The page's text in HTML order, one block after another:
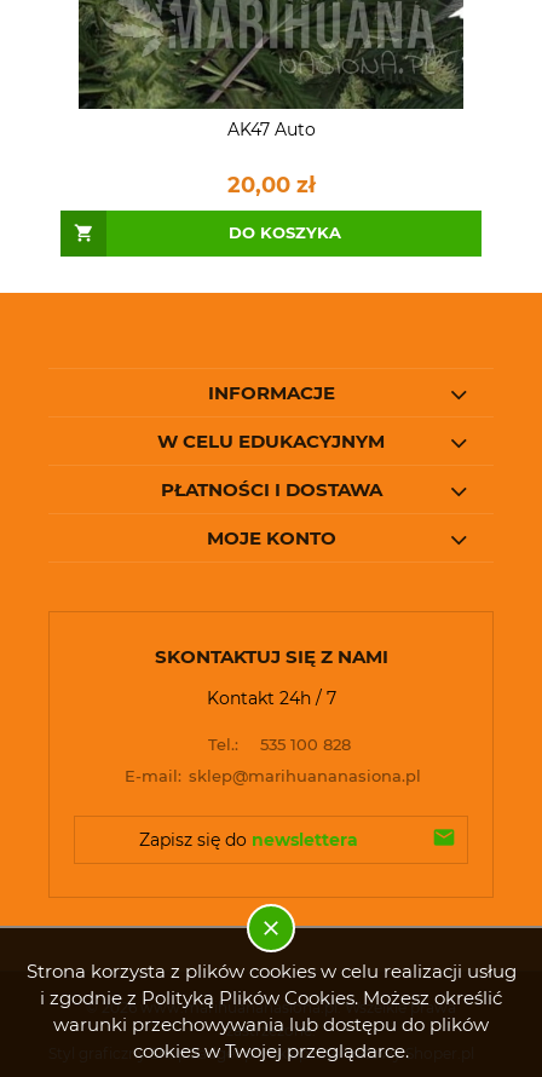
Strona korzysta z plików cookies w celu realizacji usług
i zgodnie z Polityką Plików Cookies. Możesz określić
warunki przechowywania lub dostępu do plików
cookies w Twojej przeglądarce.
AK47 Auto
20,00 zł
DO KOSZYKA
INFORMACJE
W CELU EDUKACYJNYM
PŁATNOŚCI I DOSTAWA
MOJE KONTO
SKONTAKTUJ SIĘ Z NAMI
Kontakt 24h / 7
Tel.:
535 100 828
E-mail: sklep@marihuananasiona.pl
Zapisz się do newslettera
© 2026 www.marihuananasiona.pl. Wszelkie prawa
zastrzeżone.
Styl graficzny ShopGadget.pl
Sklep internetowy Shoper.pl